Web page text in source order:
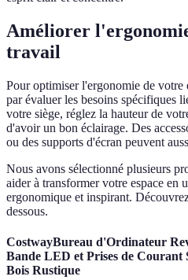
Améliorer
travail
Pour optimiser l'ergonomie de votre
par évaluer les besoins spécifiques
votre siège, réglez la hauteur de
d'avoir un bon éclairage. Des
ou des supports d'écran peuvent
Nous avons sélectionné plusieurs
aider à transformer votre espace en
ergonomique et inspirant.
dessous.
CostwayBureau d'Ordinateur
Bande LED et Prises de
Bois Rustique